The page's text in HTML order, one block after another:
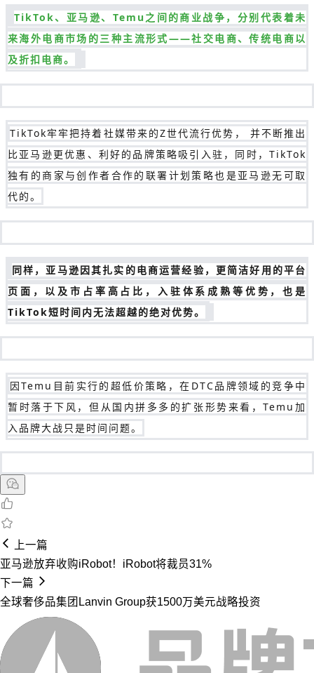
TikTok、亚马逊、Temu之间的商业战争，分别代表着未
来海外电商市场的三种主流形式——社交电商、传统电商以
及折扣电商。
TikTok牢牢把持着社媒带来的Z世代流行优势， 并不断推出
比亚马逊更优惠、利好的品牌策略吸引入驻，同时，TikTok
独有的商家与创作者合作的联署计划策略也是亚马逊无可取
代的。
同样，亚马逊因其扎实的电商运营经验，更简洁好用的平台
页面，以及市占率高占比，入驻体系成熟等优势，也是
TikTok短时间内无法超越的绝对优势。
因Temu目前实行的超低价策略，在DTC品牌领域的竞争中
暂时落于下风，但从国内拼多多的扩张形势来看，Temu加
入品牌大战只是时间问题。
上一篇
亚马逊放弃收购iRobot！iRobot将裁员31%
下一篇
全球奢侈品集团Lanvin Group获1500万美元战略投资